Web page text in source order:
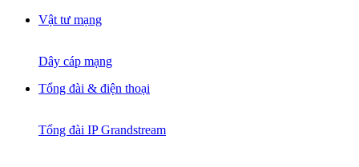
Vật tư mạng
Dây cáp mạng
Tổng đài & điện thoại
Tổng đài IP Grandstream